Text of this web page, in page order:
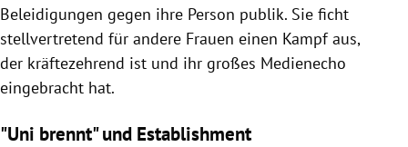
Beleidigungen gegen ihre Person publik. Sie ficht
stellvertretend für andere Frauen einen Kampf aus,
der kräftezehrend ist und ihr großes Medienecho
eingebracht hat.
"Uni brennt" und Establishment